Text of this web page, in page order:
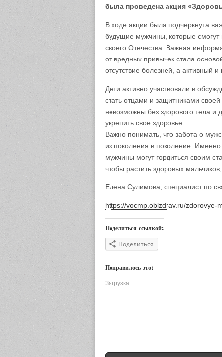
была проведена акция
В ходе акции была подчеркнута
будущие мужчины, которые смогут
своего Отечества. Важная
от вредных привычек стала
отсутствие болезней, а активный
Дети активно участвовали в
стать отцами и защитниками
невозможны без здорового тела и
укрепить свое здоровье.
Важно понимать, что забота о
из поколения в поколение.
мужчины могут гордиться своим
чтобы растить здоровых
Елена Сулимова, специалист по
https://vocmp.oblzdrav.ru/zdorovye-
Поделиться ссылкой:
Поделиться
Понравилось это:
Загрузка...